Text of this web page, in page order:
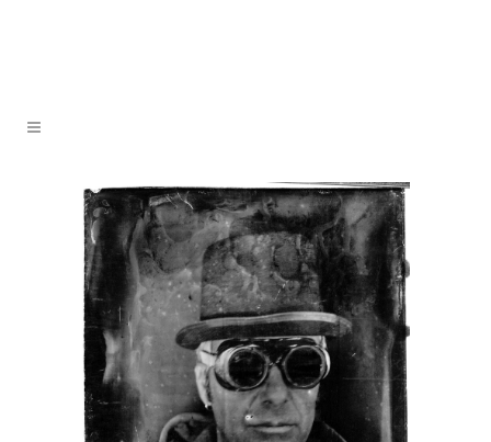
Prises de vues à la
chambre 13×18 cm
au Collodion
Humide